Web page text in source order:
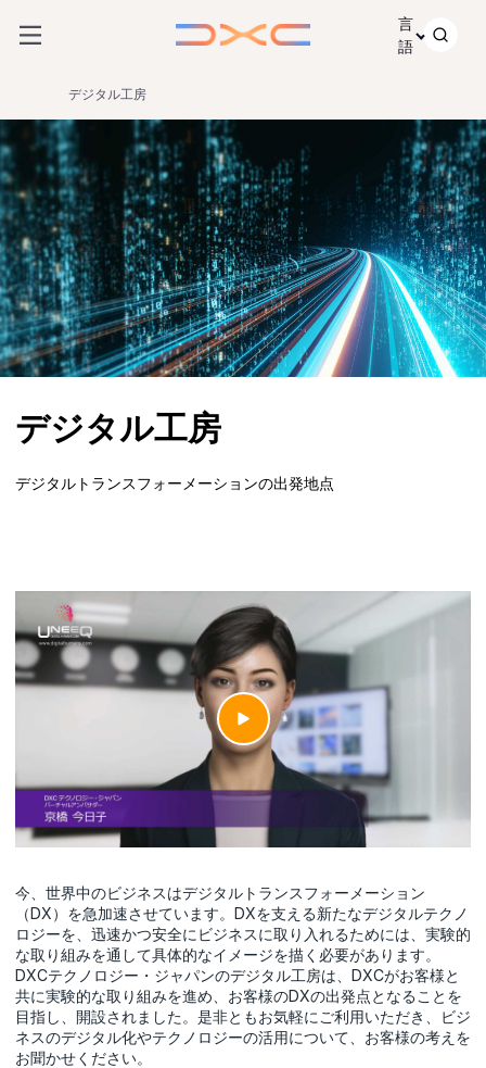
言
語
デジタル工房
デジタル工房
デジタルトランスフォーメーションの出発地点
今、世界中のビジネスはデジタルトランスフォーメーション
（DX）を急加速させています。DXを支える新たなデジタルテクノ
ロジーを、迅速かつ安全にビジネスに取り入れるためには、実験的
な取り組みを通して具体的なイメージを描く必要があります。
DXCテクノロジー・ジャパンのデジタル工房は、DXCがお客様と
共に実験的な取り組みを進め、お客様のDXの出発点となることを
目指し、開設されました。是非ともお気軽にご利用いただき、ビジ
ネスのデジタル化やテクノロジーの活用について、お客様の考えを
お聞かせください。